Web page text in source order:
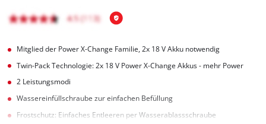
Mitglied der Power X-Change Familie, 2x 18 V Akku notwendig
Twin-Pack Technologie: 2x 18 V Power X-Change Akkus - mehr Power
2 Leistungsmodi
Wassereinfüllschraube zur einfachen Befüllung
Frostschutz: Einfaches Entleeren per Wasserablassschraube